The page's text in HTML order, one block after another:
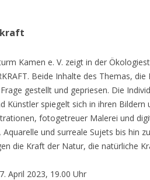
Kamen e. V. zeigt in der
Beide Inhalte des Themas,
gestellt und gepriesen. Die
Künstler spiegelt sich in ihren Bildern
fotogetreuer Malerei und
und surreale Sujets bis hin
die Kraft der Natur, die natürliche
April 2023, 19.00 Uhr